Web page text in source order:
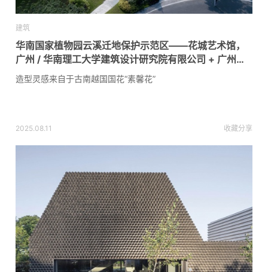
建筑
华南国家植物园云溪迁地保护示范区——花城艺术馆，
广州 / 华南理工大学建筑设计研究院有限公司 + 广州园
林建筑规划设计研究总院有限公司
造型灵感来自于古南越国国花“素馨花”
2025.08.11 收藏分享